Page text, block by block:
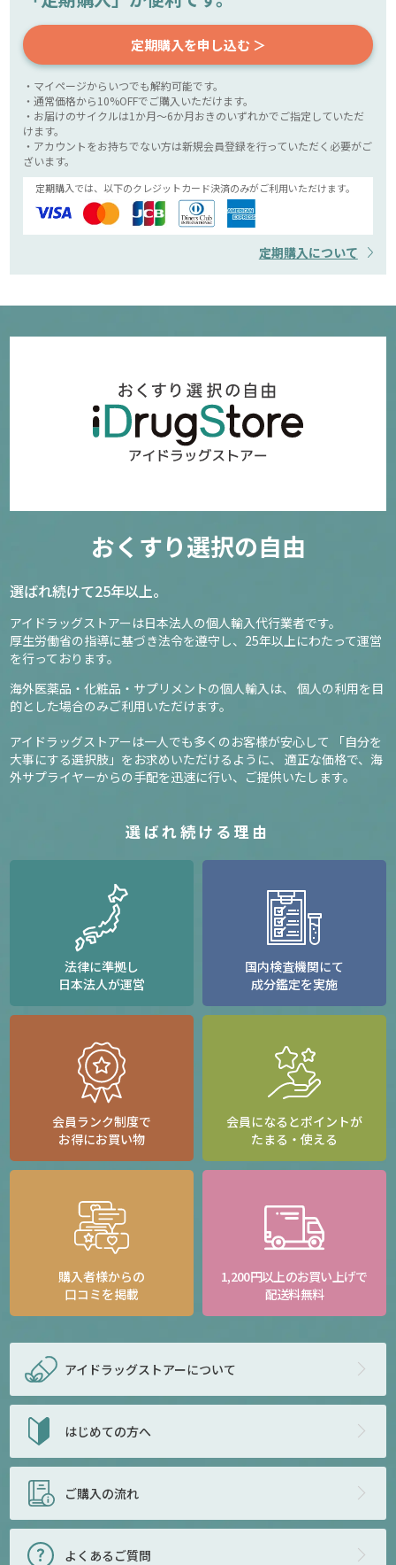
定期購入を申し込む ＞
・マイページからいつでも解約可能です。
・通常価格から10%OFFでご購入いただけます。
・お届けのサイクルは1か月～6か月おきのいずれかでご指定していただ
けます。
・アカウントをお持ちでない方は新規会員登録を行っていただく必要がご
ざいます。
定期購入では、以下のクレジットカード決済のみがご利用いただけます。
定期購入について
おくすり選択の自由
選ばれ続けて25年以上。
アイドラッグストアーは日本法人の個人輸入代行業者です。
厚生労働省の指導に基づき法令を遵守し、 25年以上にわたって運営
を行っております。
海外医薬品・化粧品・サプリメントの個人輸入は、
個人の利用を目
的とした場合のみご利用いただけます。
アイドラッグストアーは一人でも多くのお客様が安心して
「自分を
大事にする選択肢」をお求めいただけるように、
適正な価格で、海
外サプライヤーからの手配を迅速に行い、ご提供いたします。
選ばれ続ける理由
法律に準拠し
日本法人が運営
国内検査機関にて
成分鑑定を実施
会員ランク制度で
お得にお買い物
会員になるとポイントが
たまる・使える
購入者様からの
口コミを掲載
1,200円以上のお買い上げで
配送料無料
アイドラッグストアーについて
はじめての方へ
ご購入の流れ
よくあるご質問